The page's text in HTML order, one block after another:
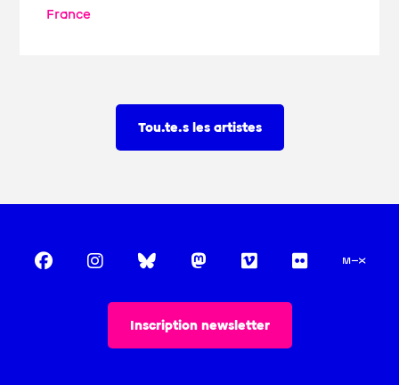
France
Tou.te.s les artistes
Inscription newsletter